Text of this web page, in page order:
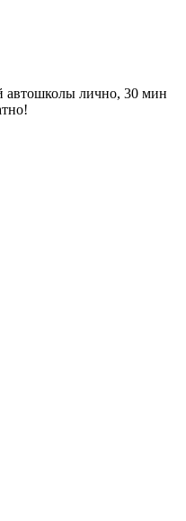
автошколы лично, 30 мин